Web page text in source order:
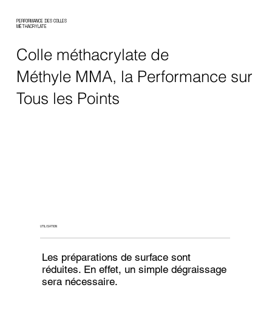
PERFORMANCE DES COLLES
MÉTHACRYLATE
Colle méthacrylate de
Méthyle MMA, la Performance sur
Tous les Points
Les préparations de surface sont
réduites. En effet, un simple dégraissage
sera nécessaire.
UTILISATION